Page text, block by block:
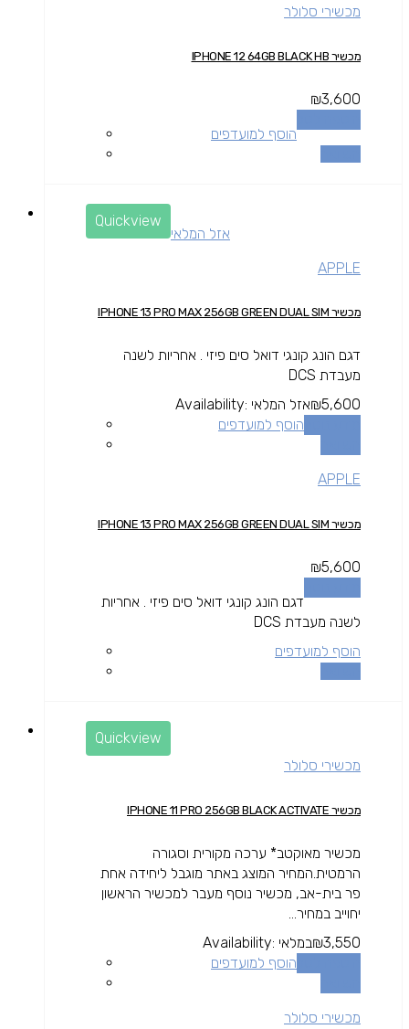
מכשירי סלולר
מכשיר IPHONE 12 64GB BLACK HB
₪3,600
הוסף למועדפים
Quickview
אזל המלאי
APPLE
מכשיר IPHONE 13 PRO MAX 256GB GREEN DUAL SIM
דגם הונג קונגי דואל סים פיזי . אחריות לשנה
מעבדת DCS
₪5,600
Availability: אזל המלאי
הוסף למועדפים
APPLE
מכשיר IPHONE 13 PRO MAX 256GB GREEN DUAL SIM
₪5,600
דגם הונג קונגי דואל סים פיזי . אחריות
לשנה מעבדת DCS
הוסף למועדפים
Quickview
מכשירי סלולר
מכשיר IPHONE 11 PRO 256GB BLACK ACTIVATE
מכשיר מאוקטב* ערכה מקורית וסגורה
הרמטית.המחיר המוצג באתר מוגבל ליחידה אחת
פר בית-אב, מכשיר נוסף מעבר למכשיר הראשון
יחוייב במחיר...
₪3,550
Availability: במלאי
הוסף למועדפים
מכשירי סלולר